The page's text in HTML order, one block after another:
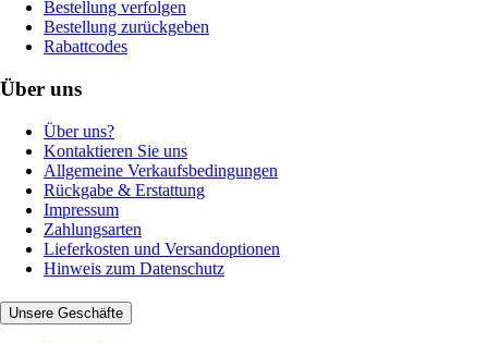
Bestellung verfolgen
Bestellung zurückgeben
Rabattcodes
Über uns
Über uns?
Kontaktieren Sie uns
Allgemeine Verkaufsbedingungen
Rückgabe & Erstattung
Impressum
Zahlungsarten
Lieferkosten und Versandoptionen
Hinweis zum Datenschutz
Unsere Geschäfte